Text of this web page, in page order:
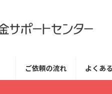
ご依頼の流れ よくあ